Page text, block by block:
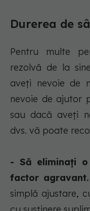
Durerea de
Pentru multe
rezolvă de la
aveți nevoie de
nevoie de ajutor
sau dacă aveți
dvs. vă poate
- Să eliminați o
factor agravant.
simplă ajustare,